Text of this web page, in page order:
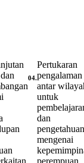
04.
Pertukaran
pengalaman
antar
untuk
dan
pengetahuan
mengenai